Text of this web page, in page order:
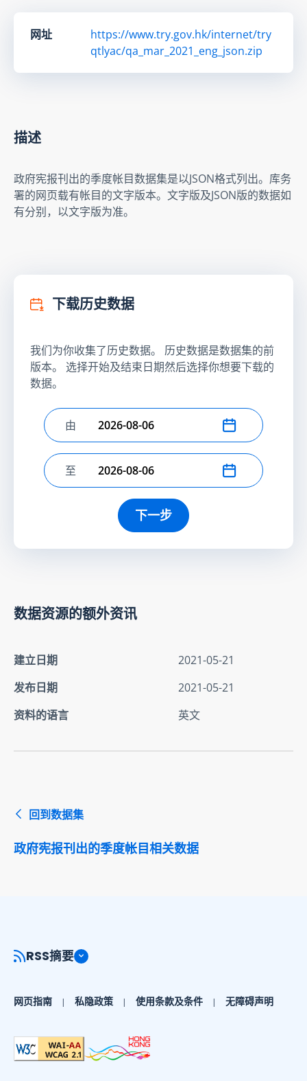
网址
https://www.try.gov.hk/internet/try
qtlyac/qa_mar_2021_eng_json.zip
描述
政府宪报刊出的季度帐目数据集是以JSON格式列出。库务
署的网页载有帐目的文字版本。文字版及JSON版的数据如
有分别，以文字版为准。
下载历史数据
我们为你收集了历史数据。 历史数据是数据集的前
版本。 选择开始及结束日期然后选择你想要下载的
数据。
选择开始日期
由
选择结束日期
至
下一步
数据资源的额外资讯
建立日期
2021-05-21
发布日期
2021-05-21
资料的语言
英文
回到数据集
政府宪报刊出的季度帐目相关数据
RSS摘要
网页指南 私隐政策 使用条款及条件 无障碍声明